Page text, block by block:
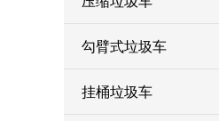
勾臂式垃圾车
挂桶垃圾车